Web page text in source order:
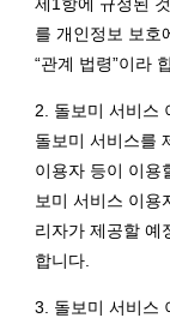
를 개인정보 보호
“관계 법령”이라
2. 돌보미 서비스
돌보미 서비스를
이용자 등이 이용
보미 서비스 이용
리자가 제공할 예
합니다.
3. 돌보미 서비스